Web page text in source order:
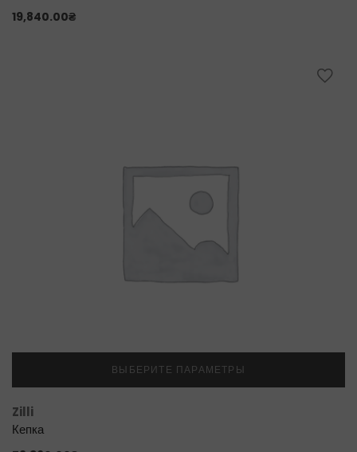
19,840.00₴
ВЫБЕРИТЕ ПАРАМЕТРЫ
Zilli
Кепка